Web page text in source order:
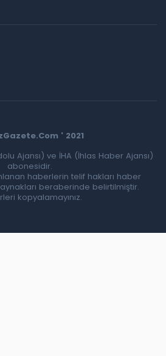
' 2021
Ajansı) ve İHA (İhlas Haber Ajansı)
abonesidir.
haberlerin telif hakları haber
beraberinde belirtilmiştir.
kopyalamayınız.